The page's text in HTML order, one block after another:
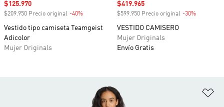
Precio de venta
$125.970
$209.950 Precio original -40%
Vestido tipo camiseta Teamgeist
Adicolor
Mujer Originals
Precio de venta
$419.965
$599.950 Precio original -30%
VESTIDO CAMISERO
Mujer Originals
Envío Gratis